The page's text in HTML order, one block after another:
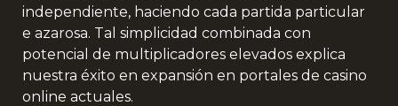
independiente, haciendo cada partida particular
e azarosa. Tal simplicidad combinada con
potencial de multiplicadores elevados explica
nuestra éxito en expansión en portales de casino
online actuales.